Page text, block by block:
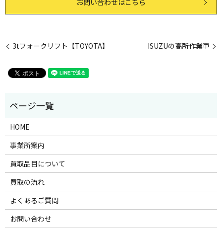
お問い合わせはこちら
3tフォークリフト【TOYOTA】 ISUZUの高所作業車
HOME
事業所案内
買取品目について
買取の流れ
よくあるご質問
お問い合わせ